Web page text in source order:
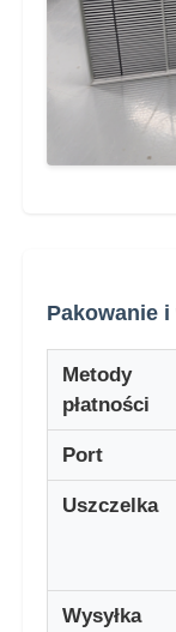
Pakowanie i
Metody
płatności
Port
Uszczelka
Wysyłka